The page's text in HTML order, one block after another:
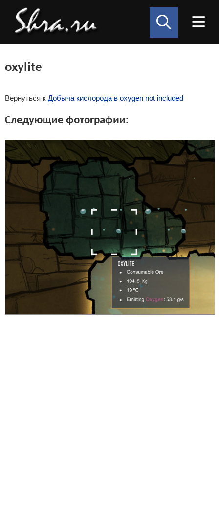
oxylite
Вернуться к Добыча кислорода в oxygen not included
Следующие фотографии: